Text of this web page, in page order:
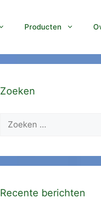
Producten
Zoeken
Zoek
Recente berichten